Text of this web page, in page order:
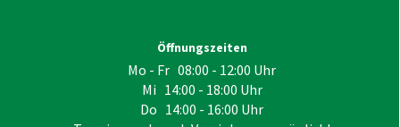
Öffnungszeiten
Mo - Fr 08:00 - 12:00 Uhr
Mi 14:00 - 18:00 Uhr
Do 14:00 - 16:00 Uhr